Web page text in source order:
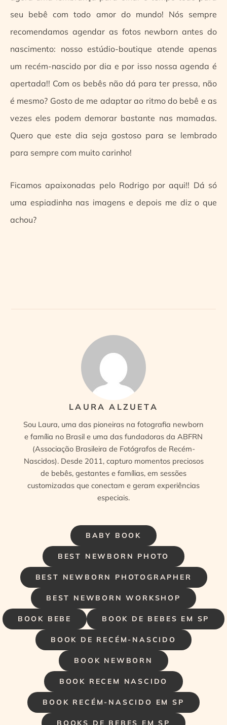
seu bebê com todo amor do mundo! Nós sempre
recomendamos agendar as fotos newborn antes do
nascimento: nosso estúdio-boutique atende apenas
um recém-nascido por dia e por isso nossa agenda é
apertada!! Com os bebês não dá para ter pressa, não
é mesmo? Gosto de me adaptar ao ritmo do bebê e as
vezes eles podem demorar bastante nas mamadas.
Quero que este dia seja gostoso para se lembrado
para sempre com muito carinho!
Ficamos apaixonadas pelo Rodrigo por aqui!! Dá só
uma espiadinha nas imagens e depois me diz o que
achou?
BABY BOOK
BEST NEWBORN PHOTO
BEST NEWBORN PHOTOGRAPHER
BEST NEWBORN WORKSHOP
BOOK BEBE BOOK DE BEBES EM SP
BOOK DE RECÉM-NASCIDO
BOOK NEWBORN
BOOK RECEM NASCIDO
BOOK RECÉM-NASCIDO EM SP
BOOKS DE BEBES EM SP
LAURA ALZUETA
Sou Laura, uma das pioneiras na fotografia newborn
e família no Brasil e uma das fundadoras da ABFRN
(Associação Brasileira de Fotógrafos de Recém-
Nascidos). Desde 2011, capturo momentos preciosos
de bebês, gestantes e famílias, em sessões
customizadas que conectam e geram experiências
especiais.